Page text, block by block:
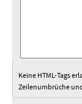
Keine HTML-Tags
Zeilenumbrüche